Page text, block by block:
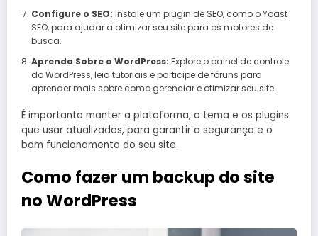
Configure o SEO: Instale um plugin de SEO, como o Yoast
SEO, para ajudar a otimizar seu site para os motores de
busca.
Aprenda Sobre o WordPress: Explore o painel de controle
do WordPress, leia tutoriais e participe de fóruns para
aprender mais sobre como gerenciar e otimizar seu site.
É importanto manter a plataforma, o tema e os plugins
que usar atualizados, para garantir a segurança e o
bom funcionamento do seu site.
Como fazer um backup do site
no WordPress